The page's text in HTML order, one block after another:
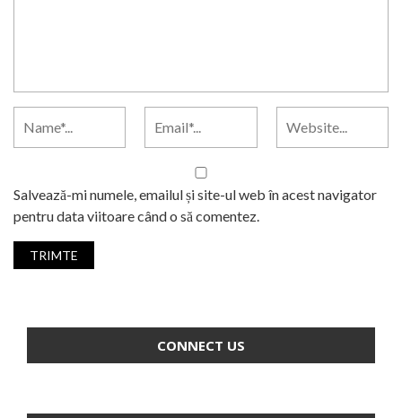
Salvează-mi numele, emailul și site-ul web în acest navigator
pentru data viitoare când o să comentez.
CONNECT US